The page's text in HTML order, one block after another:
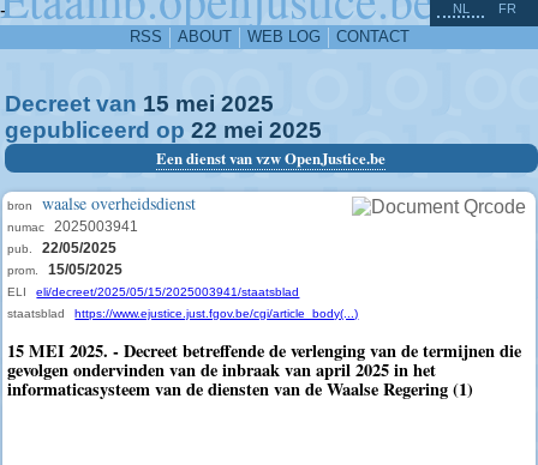
-
RSS ABOUT WEB LOG CONTACT
NL FR
Decreet van 15 mei 2025
gepubliceerd op 22 mei 2025
Een dienst van vzw OpenJustice.be
bron waalse overheidsdienst
numac 2025003941
pub. 22/05/2025
prom. 15/05/2025
ELI
eli/decreet/2025/05/15/2025003941/staatsblad
staatsblad
https://www.ejustice.just.fgov.be/cgi/article_body(...)
15 MEI 2025. - Decreet betreffende de verlenging van de termijnen die
gevolgen ondervinden van de inbraak van april 2025 in het
informaticasysteem van de diensten van de Waalse Regering (1)
^